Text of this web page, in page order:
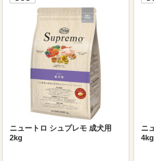
ニュートロ シュプレモ 成犬用
2kg
ニ
4kg